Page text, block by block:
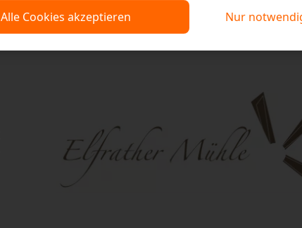
Online Marketing SEO
Alle Cookies akzeptieren
Nur